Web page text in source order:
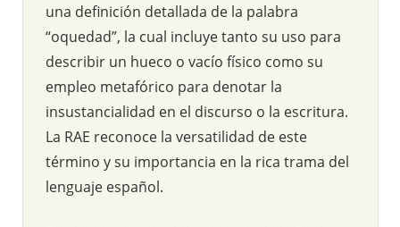
una definición detallada de la palabra
“oquedad”, la cual incluye tanto su uso para
describir un hueco o vacío físico como su
empleo metafórico para denotar la
insustancialidad en el discurso o la escritura.
La RAE reconoce la versatilidad de este
término y su importancia en la rica trama del
lenguaje español.